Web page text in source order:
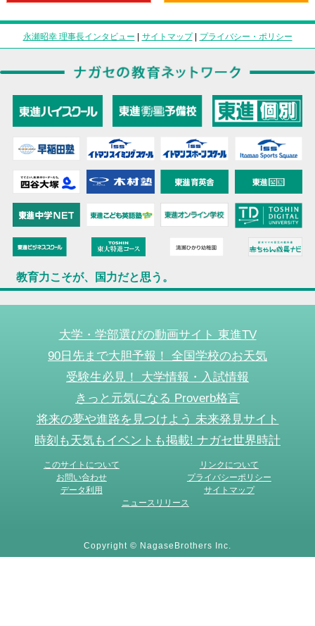
永瀬昭幸 理事長インタビュー | サイトマップ| プライバシー・ポリシー
教育力こそが、国力だと思う。
大学・学部選びの動画サイト 東進TV
90日先まで大胆予報！ 全国学校のお天気
受験生必見！ 大学情報・入試情報
きっと元気になる Proverb格言
将来の夢や進路を見つけよう 未来発見サイト
時刻も天気もイベントも掲載! ナガセ世界時計
このサイトについて
リンクについて
お問い合わせ
プライバシーポリシー
データ利用
サイトマップ
ニュースリリース
Copyright © NagaseBrothers Inc.